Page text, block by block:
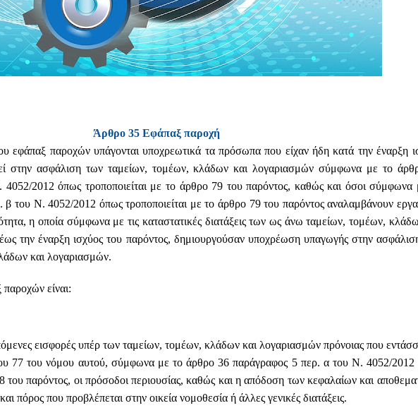
Άρθρο 35 Εφάπαξ παροχή
εφάπαξ παροχών υπάγονται υποχρεωτικά τα πρόσωπα που είχαν ήδη κατά την έναρξη
στην ασφάλιση των ταμείων, τομέων, κλάδων και λογαριασμών σύμφωνα με το
2012 όπως τροποποιείται με το άρθρο 79 του παρόντος, καθώς και όσοι σύμφωνα
του Ν. 4052/2012 όπως τροποποιείται με το άρθρο 79 του παρόντος αναλαμβάνουν
η οποία σύμφωνα με τις καταστατικές διατάξεις των ως άνω ταμείων, τομέων,
την έναρξη ισχύος του παρόντος, δημιουργούσαν υποχρέωση υπαγωγής στην
και λογαριασμών.
είναι:
εισφορές υπέρ των ταμείων, τομέων, κλάδων και λογαριασμών πρόνοιας που
77 του νόμου αυτού, σύμφωνα με το άρθρο 36 παράγραφος 5 περ. α του Ν. 4052/2012
του παρόντος, οι πρόσοδοι περιουσίας, καθώς και η απόδοση των κεφαλαίων και
πόρος που προβλέπεται στην οικεία νομοθεσία ή άλλες γενικές διατάξεις.